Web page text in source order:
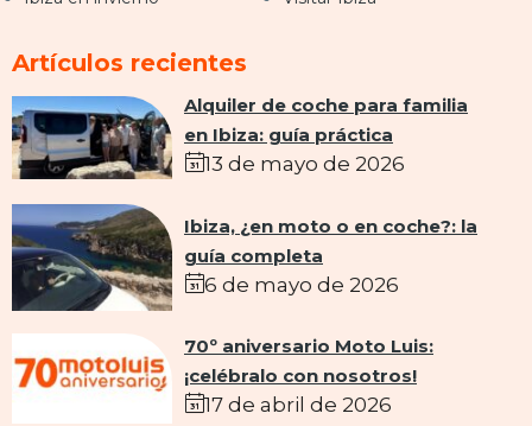
Artículos recientes
Alquiler de coche para familia
en Ibiza: guía práctica
13 de mayo de 2026
Ibiza, ¿en moto o en coche?: la
guía completa
6 de mayo de 2026
70º aniversario Moto Luis:
¡celébralo con nosotros!
17 de abril de 2026